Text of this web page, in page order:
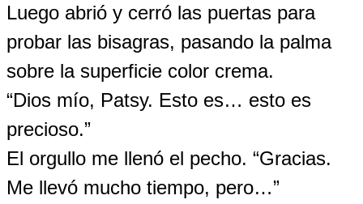
Luego abrió y cerró las puertas para
probar las bisagras, pasando la palma
sobre la superficie color crema.
“Dios mío, Patsy. Esto es… esto es
precioso.”
El orgullo me llenó el pecho. “Gracias.
Me llevó mucho tiempo, pero…”